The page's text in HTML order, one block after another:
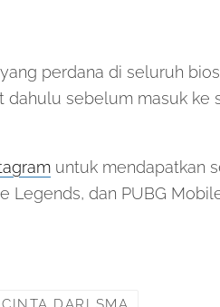
perdana di seluruh
dahulu sebelum masuk ke
untuk mendapatkan
Legends, dan PUBG